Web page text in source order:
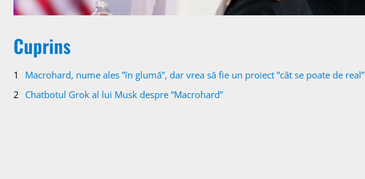
Cuprins
Macrohard, nume ales ”în glumă”, dar vrea să fie un proiect ”cât se poate de real”
Chatbotul Grok al lui Musk despre ”Macrohard”